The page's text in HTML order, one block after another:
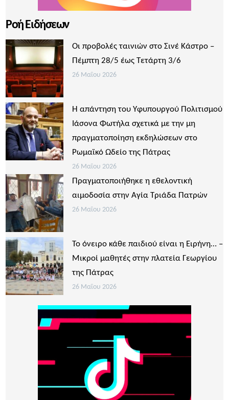
Ροή Ειδήσεων
Οι προβολές ταινιών στο Σινέ Κάστρο –
Πέμπτη 28/5 έως Τετάρτη 3/6
26 Μαΐου 2026
Η απάντηση του Υφυπουργού Πολιτισμού
Ιάσονα Φωτήλα σχετικά με την μη
πραγματοποίηση εκδηλώσεων στο
Ρωμαϊκό Ωδείο της Πάτρας
26 Μαΐου 2026
Πραγματοποιήθηκε η εθελοντική
αιμοδοσία στην Αγία Τριάδα Πατρών
26 Μαΐου 2026
Το όνειρο κάθε παιδιού είναι η Ειρήνη… –
Μικροί μαθητές στην πλατεία Γεωργίου
της Πάτρας
26 Μαΐου 2026